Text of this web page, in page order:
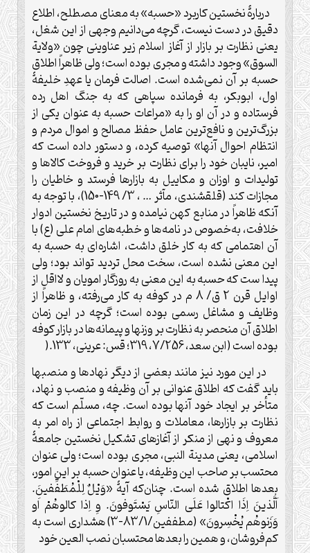
دربارۀ نخستین کاربرد «حسبه» به معنای مصطلح، اطلاع
دقیق در دست نیست، گرچه می‌دانیم وجهی از این شغل،
یعنی نظارت بر بازار از آغاز اسلام زیر عناوینی چون «ولایة
السوق» وجود داشته و مجرى بوده است؛ ولی ظاهراً اطلاق
حسبه بر آن نمی‌شده است. اصالت فرمان یا عهدِ خلیفۀ
اول، ابوبکر، به فرمانده سپاهی که به جنگ اهل رده
فرستاده و در آن او را به «مراعات حسبه به عنوان یکی از
بزرگ‌ترین و نافع‌ترین عامل حفظ مصالح و اموال مردم و
انتظام احوال آنها» توصیه کرده، و دستور داده است که
امیر، نایبان خود را برای نظارت بر خرید و فروخت کالاها و
تولیدات و اوزان و مکاییل به بازارها فرستد و خاطیان را
مجازات کند (قلقشندی، مآثر … ، 3/ 149-150)، با توجه به
آنکه ظاهراً در منابع کهن نیامده و در تاریخ نخستین ادوار
خلافت، به‌خصوص در نامه‌ها و خطبه‌های امام علی (ع) با
آن اهتمامی که به کار خلق داشت، اشاره‌ای به حسبه به
این معنی نشده است، سخت محل تردید تواند بود؛ ولی
پیدا ست که حسبه به این معنی به روزگار امویان و لااقل از
اوایل قرن 2 ق/ 8 م در کوفه به کار می‌رفته، و ظاهراً از
وظایف و مشاغل رسمی بوده است؛ گرچه در این زمان
اطلاق آن منحصر به نظارت بر وزنها و پیمانه‌ها در بازار کوفه
بوده است (ابن سعد، 7/256، 319؛ قس: عرینی، 133
).
در این مورد نیز مانند بعضی از دیگر نهادها و منصبها
باید گفت که اطلاق عنوانی بر آن وظیفه و منصب و نهاد،
متأخر بر ایجاد خود آنها بوده است. چه، مسلّم است که
نظارت بر بازارها، معاملات و روابط اجتماعی از راه امر به
معروف و نهی از منکر از آغازهای تشکیل نخستین جامعۀ
اسلامی، یعنی مدینة النبی، مجرى بوده است؛ ولی عنوان
محتسب بر صاحب این وظیفه، یا عنوان حسبه بر این امور،
بعدها اطلاق شده است. چنان‌که آیۀ «وَیْلٌ لِلْمُطَفِّفینَ.
اَلَّذینَ اِذَا اکْتالوا عَلَی النّاسِ یَسْتَوفونَ. وِ اِذا کالوهُمْ اَو
وَزَنوهُم یُخْسِرونَ» (مطففین/83/1-3) هشداری است به
کم‌فروشان، و همین را بعدها محتسبان نصب العین خود